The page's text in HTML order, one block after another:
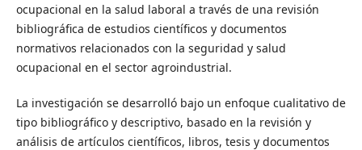
ocupacional en la salud laboral a través de una revisión
bibliográfica de estudios científicos y documentos
normativos relacionados con la seguridad y salud
ocupacional en el sector agroindustrial.
La investigación se desarrolló bajo un enfoque cualitativo de
tipo bibliográfico y descriptivo, basado en la revisión y
análisis de artículos científicos, libros, tesis y documentos